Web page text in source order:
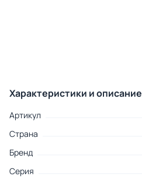
Характеристики и описание
Артикул
Страна
Бренд
Серия